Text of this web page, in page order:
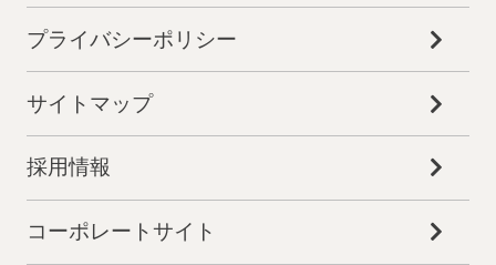
プライバシーポリシー
サイトマップ
採用情報
コーポレートサイト